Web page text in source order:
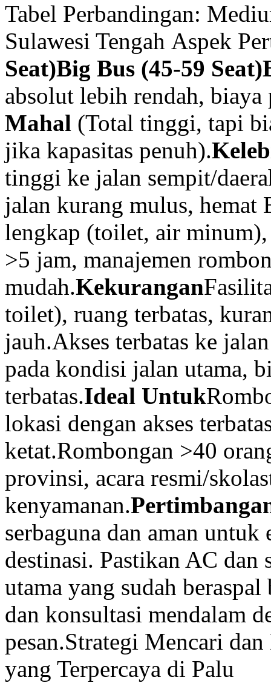
Tabel Perbandingan:
Sulawesi Tengah Aspek
Seat)Big Bus (45-59 Seat)
absolut lebih rendah,
Mahal (Total tinggi, tapi
jika kapasitas penuh).
tinggi ke jalan sempit/
jalan kurang mulus, hemat
lengkap (toilet, air
>5 jam, manajemen
mudah.Kekurangan
toilet), ruang terbatas,
jauh.Akses terbatas ke
pada kondisi jalan utama,
terbatas.Ideal Untuk
lokasi dengan akses
ketat.Rombongan >40
provinsi, acara resmi/
kenyamanan.
serbaguna dan aman
destinasi. Pastikan AC dan
utama yang sudah
dan konsultasi mendalam
pesan.Strategi Mencari
yang Terpercaya di Palu